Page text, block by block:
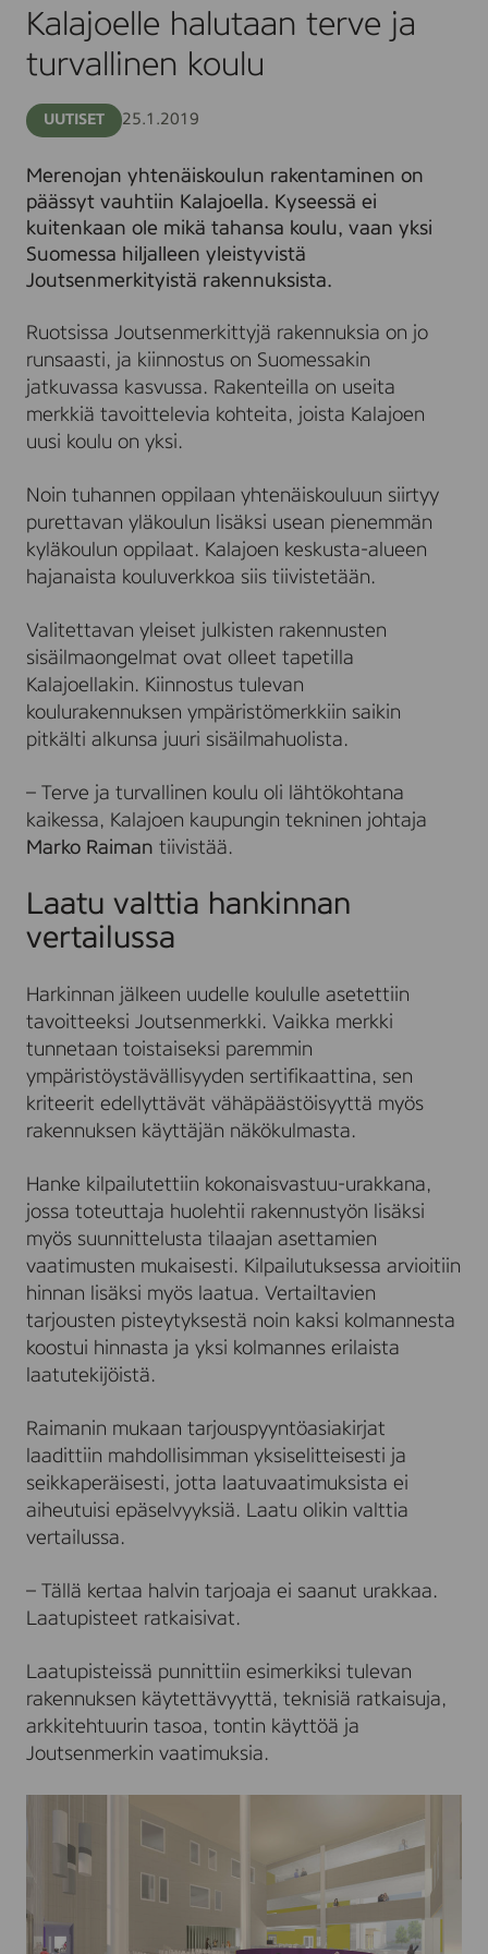
ja
turvallinen
Kalajoelle halutaan terve ja
turvallinen koulu
UUTISET 25.1.2019
Merenojan yhtenäiskoulun rakentaminen on
päässyt vauhtiin Kalajoella. Kyseessä ei
kuitenkaan ole mikä tahansa koulu, vaan yksi
Suomessa hiljalleen yleistyvistä
Joutsenmerkityistä rakennuksista.
Ruotsissa Joutsenmerkittyjä rakennuksia on jo
runsaasti, ja kiinnostus on Suomessakin
jatkuvassa kasvussa. Rakenteilla on useita
merkkiä tavoittelevia kohteita, joista Kalajoen
uusi koulu on yksi.
Noin tuhannen oppilaan yhtenäiskouluun siirtyy
purettavan yläkoulun lisäksi usean pienemmän
kyläkoulun oppilaat. Kalajoen keskusta-alueen
hajanaista kouluverkkoa siis tiivistetään.
Valitettavan yleiset julkisten rakennusten
sisäilmaongelmat ovat olleet tapetilla
Kalajoellakin. Kiinnostus tulevan
koulurakennuksen ympäristömerkkiin saikin
pitkälti alkunsa juuri sisäilmahuolista.
– Terve ja turvallinen koulu oli lähtökohtana
kaikessa, Kalajoen kaupungin tekninen johtaja
Marko Raiman tiivistää.
Laatu valttia hankinnan
vertailussa
Harkinnan jälkeen uudelle koululle asetettiin
tavoitteeksi Joutsenmerkki. Vaikka merkki
tunnetaan toistaiseksi paremmin
ympäristöystävällisyyden sertifikaattina, sen
kriteerit edellyttävät vähäpäästöisyyttä myös
rakennuksen käyttäjän näkökulmasta.
Hanke kilpailutettiin kokonaisvastuu-urakkana,
jossa toteuttaja huolehtii rakennustyön lisäksi
myös suunnittelusta tilaajan asettamien
vaatimusten mukaisesti. Kilpailutuksessa arvioitiin
hinnan lisäksi myös laatua. Vertailtavien
tarjousten pisteytyksestä noin kaksi kolmannesta
koostui hinnasta ja yksi kolmannes erilaista
laatutekijöistä.
Raimanin mukaan tarjouspyyntöasiakirjat
laadittiin mahdollisimman yksiselitteisesti ja
seikkaperäisesti, jotta laatuvaatimuksista ei
aiheutuisi epäselvyyksiä. Laatu olikin valttia
vertailussa.
– Tällä kertaa halvin tarjoaja ei saanut urakkaa.
Laatupisteet ratkaisivat.
Laatupisteissä punnittiin esimerkiksi tulevan
rakennuksen käytettävyyttä, teknisiä ratkaisuja,
arkkitehtuurin tasoa, tontin käyttöä ja
Joutsenmerkin vaatimuksia.